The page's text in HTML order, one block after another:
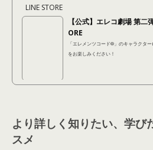
LINE STORE
【公式】エレコ劇場 第
ORE
「エレメンツコード®︎」のキャラクタ
をお楽しみください！
より詳しく知りたい、学び
スメ